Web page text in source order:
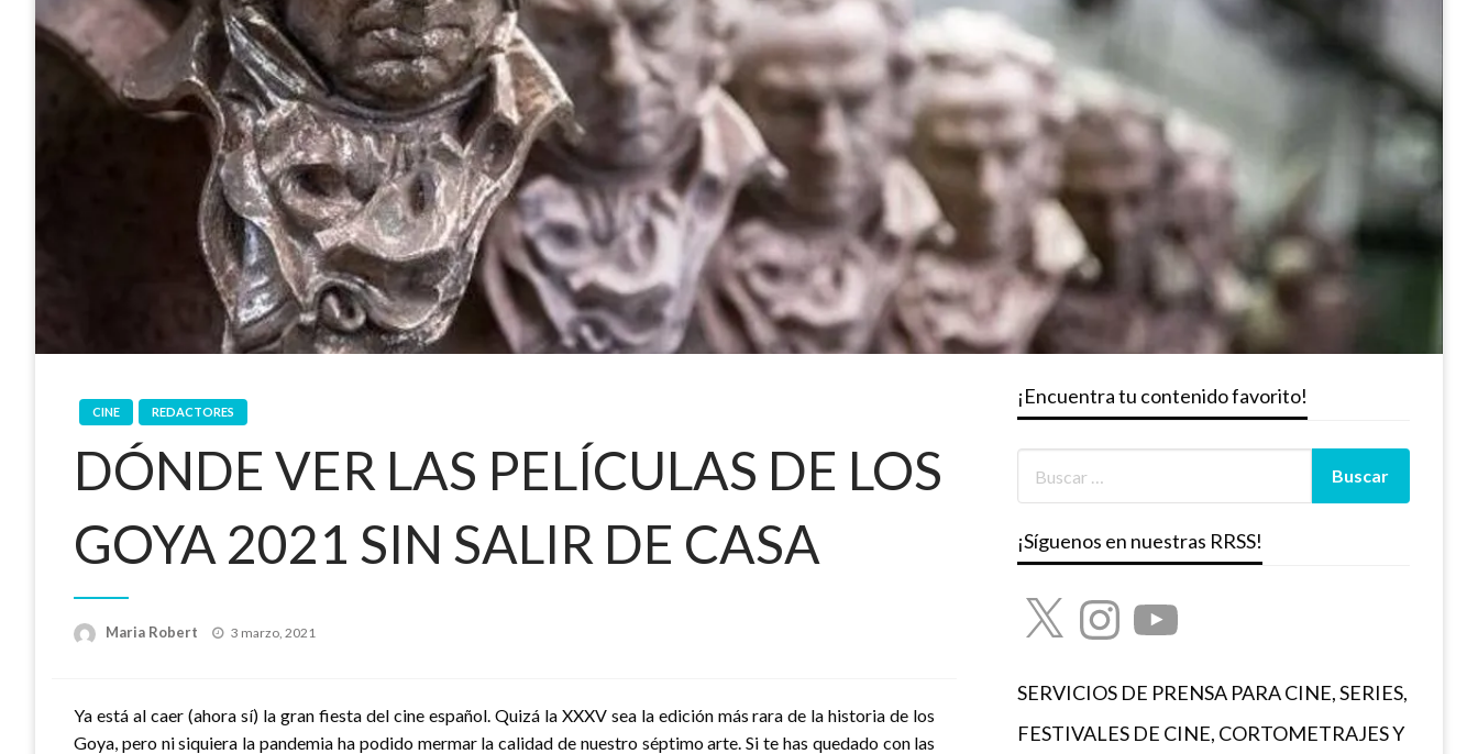
CINE REDACTORES
DÓNDE VER LAS PELÍCULAS DE LOS
GOYA 2021 SIN SALIR DE CASA
Maria Robert
Publicado
3 marzo, 2021
Ya está al caer (ahora sí) la gran fiesta del cine español. Quizá la XXXV sea la edición más rara de la historia de los
Goya, pero ni siquiera la pandemia ha podido mermar la calidad de nuestro séptimo arte. Si te has quedado con las
¡Encuentra tu contenido favorito!
¡Síguenos en nuestras RRSS!
X InstagramYouTube
SERVICIOS DE PRENSA PARA CINE, SERIES,
FESTIVALES DE CINE, CORTOMETRAJES Y